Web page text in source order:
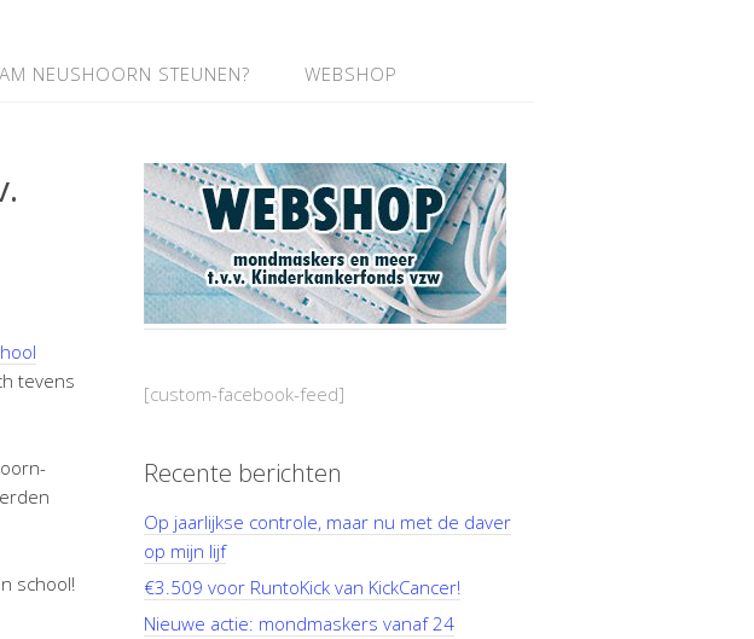
NEUSHOORN STEUNEN? WEBSHOP
tevens
school!
[custom-facebook-feed]
Recente berichten
Op jaarlijkse controle, maar nu met de daver
op mijn lijf
€3.509 voor RuntoKick van KickCancer!
Nieuwe actie: mondmaskers vanaf 24